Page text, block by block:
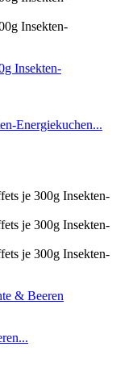
Energiekuchen...